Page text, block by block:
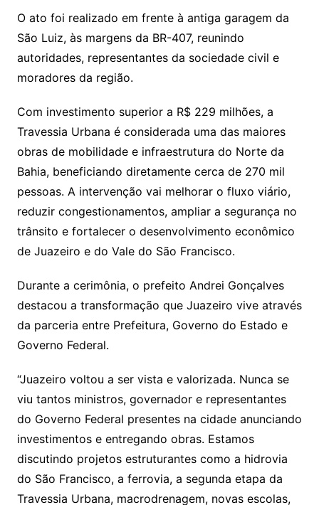
O ato foi realizado em frente à antiga garagem da
São Luiz, às margens da BR-407, reunindo
autoridades, representantes da sociedade civil e
moradores da região.
Com investimento superior a R$ 229 milhões, a
Travessia Urbana é considerada uma das maiores
obras de mobilidade e infraestrutura do Norte da
Bahia, beneficiando diretamente cerca de 270 mil
pessoas. A intervenção vai melhorar o fluxo viário,
reduzir congestionamentos, ampliar a segurança no
trânsito e fortalecer o desenvolvimento econômico
de Juazeiro e do Vale do São Francisco.
Durante a cerimônia, o prefeito Andrei Gonçalves
destacou a transformação que Juazeiro vive através
da parceria entre Prefeitura, Governo do Estado e
Governo Federal.
“Juazeiro voltou a ser vista e valorizada. Nunca se
viu tantos ministros, governador e representantes
do Governo Federal presentes na cidade anunciando
investimentos e entregando obras. Estamos
discutindo projetos estruturantes como a hidrovia
do São Francisco, a ferrovia, a segunda etapa da
Travessia Urbana, macrodrenagem, novas escolas,